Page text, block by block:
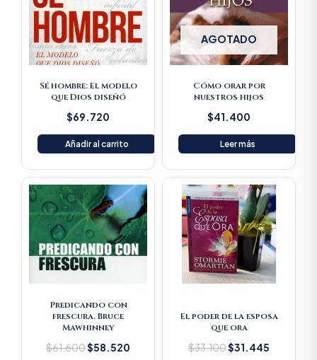
Sé hombre: El modelo
que Dios diseñó
$69.720
Añadir al carrito
AGOTADO
Cómo orar por
nuestros hijos
$41.400
Leer más
Predicando con
frescura. Bruce
Mawhinney
$61.600
Original
price
was:
$61.600.
$58.520
Current
price
is:
$58.520.
El poder de la esposa
que ora
$33.100
Original
price
was:
$33.100.
$31.445
Current
price
is:
$31.445.